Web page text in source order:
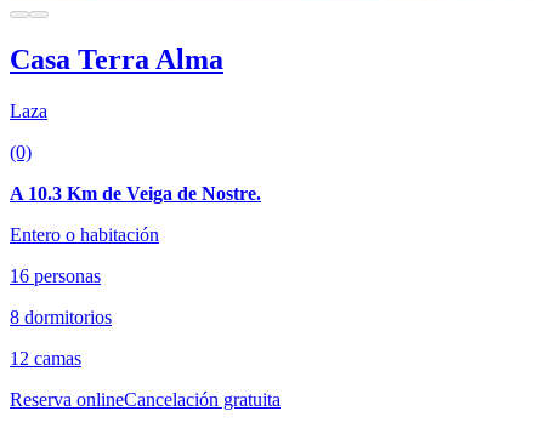
Casa Terra Alma
Laza
(0)
A 10.3 Km de Veiga de Nostre.
Entero o habitación
16 personas
8 dormitorios
12 camas
Reserva onlineCancelación gratuita